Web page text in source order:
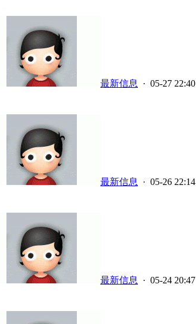
最新信息 · 05-27 22:40
最新信息 · 05-26 22:14
最新信息 · 05-24 20:47